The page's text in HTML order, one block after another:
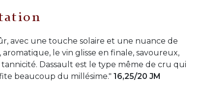
avec une touche solaire et une nuance de
le vin glisse en finale, savoureux,
Dassault est le type même de cru qui
beaucoup du millésime." 16,25/20 JM